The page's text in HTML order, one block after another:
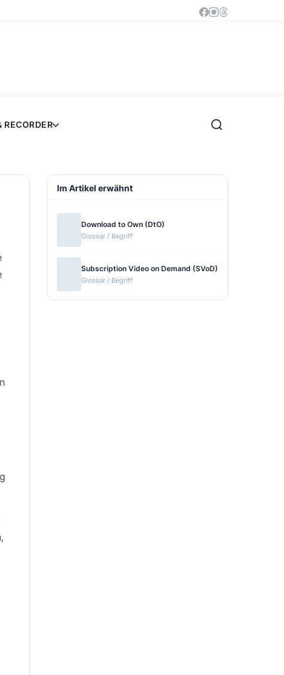
RECORDER
Im Artikel erwähnt
Download to Own (DtO)
Glossar / Begriff
Subscription Video on Demand (SVoD)
Glossar / Begriff